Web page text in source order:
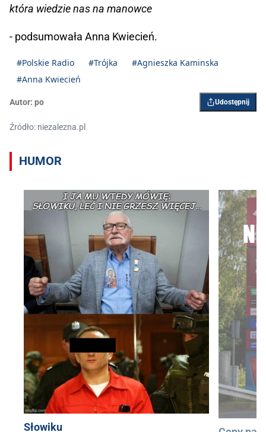
która wiedzie nas na manowce
- podsumowała Anna Kwiecień.
#Polskie Radio #Trójka
#Agnieszka Kaminska
#Anna Kwiecień
Autor: po Udostępnij
Źródło: niezalezna.pl
HUMOR
Słowiku